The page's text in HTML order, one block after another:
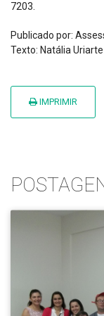
7203.
Publicado por:
Texto: Natália
IMPRIMIR